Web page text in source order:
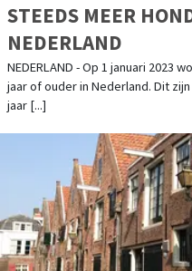
STEEDS MEER
NEDERLAND
NEDERLAND - Op 1 januari 2023
jaar of ouder in Nederland. Dit
jaar [...]